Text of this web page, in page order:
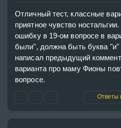
Отличный тест, классные
приятное чувство
ошибку в 19-ом вопросе в
были", должна быть буква
написал предыдущий
варианта про маму Фионы
вопросе.
Ответы